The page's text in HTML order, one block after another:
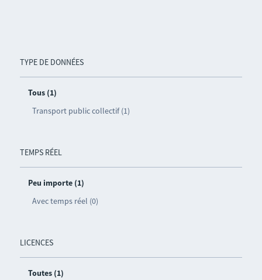
TYPE DE DONNÉES
Tous (1)
Transport public collectif (1)
TEMPS RÉEL
Peu importe (1)
Avec temps réel (0)
LICENCES
Toutes (1)